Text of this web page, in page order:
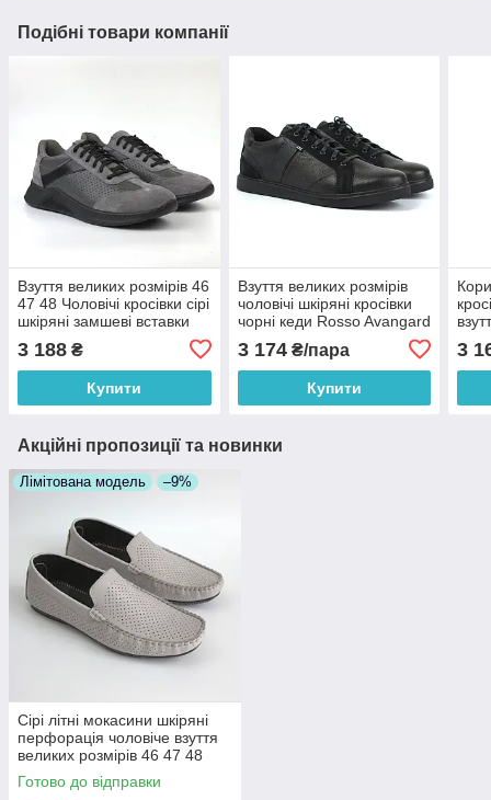
Подібні товари компанії
Взуття великих розмірів 46
47 48 Чоловічі кросівки сірі
шкіряні замшеві вставки
Grey BS
3 188 ₴
Купити
Взуття великих розмірів
чоловічі шкіряні кросівки
чорні кеди Rosso Avangard
3 174₴/пара
Купити
3
Акційні пропозиції та новинки
Лімітована модель –9%
Сірі літні мокасини шкіряні
перфорація чоловіче взуття
великих розмірів 46 47 48
Rosso Avangard BS M4
PerfGrey
Готово до відправки